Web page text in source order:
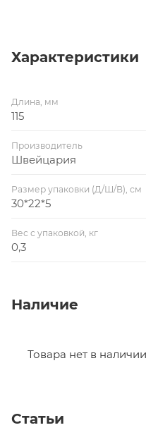
Характеристики
Длина, мм
115
Производитель
Швейцария
Размер упаковки (Д/Ш/В), см
30*22*5
Вес с упаковкой, кг
0,3
Наличие
Товара нет в
Статьи